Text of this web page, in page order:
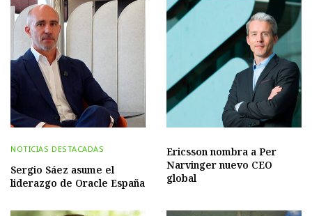
NOTICIAS DESTACADAS
Sergio Sáez asume el
liderazgo de Oracle España
Ericsson nombra a Per
Narvinger nuevo CEO
global